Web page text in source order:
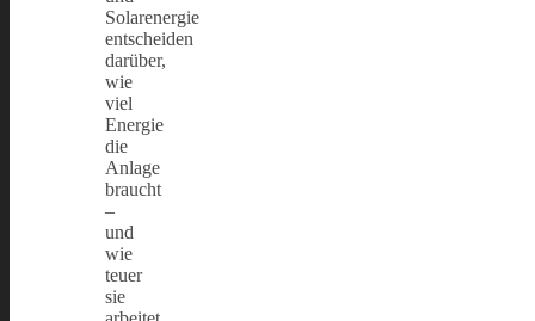
Solarenergie
entscheiden
darüber,
wie
viel
Energie
die
Anlage
braucht
–
und
wie
teuer
sie